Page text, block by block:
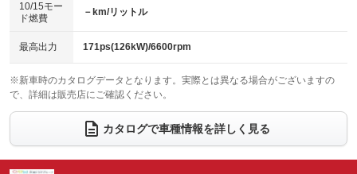
ベンチシート
：装備なし
チップアップシート
：装備なし
：装備なし ：装備なし
ウォークスルー
：装備なし
電動リアゲート フロントカメラ
：装備なし
：装備なし ：装備なし
10/15モー
ド燃費
－km/リットル
最高出力 171ps(126kW)/6600rpm
※新車時のカタログデータとなります。実際とは異なる場合がございますの
で、詳細は販売店にご確認ください。
カタログで車種情報を詳しく見る